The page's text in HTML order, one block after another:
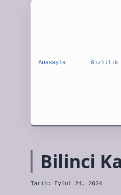
Anasayfa Gizlilik
Bilinci
Tarih: Eylül 24, 2024